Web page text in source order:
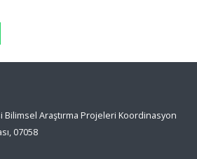
Araştırma Projeleri Koordinasyon
07058